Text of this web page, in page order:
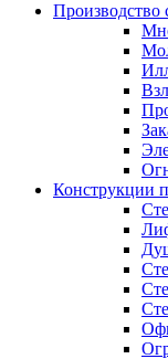
Производство
Конструкции